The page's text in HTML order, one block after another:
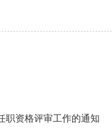
职资格评审工作的通知